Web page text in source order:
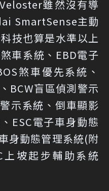
雖然沒有導
SmartSense主動
技也算是水準以上
車系統、EBD電子
煞車優先系統、
BCW盲區偵測警示
示系統、倒車顯影
ESC電子車身動態
身動態管理系統(附
坡起步輔助系統